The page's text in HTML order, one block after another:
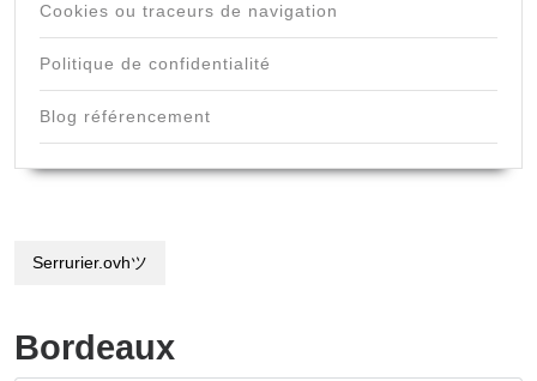
Cookies ou traceurs de navigation
Politique de confidentialité
Blog référencement
Serrurier.ovhツ
Bordeaux